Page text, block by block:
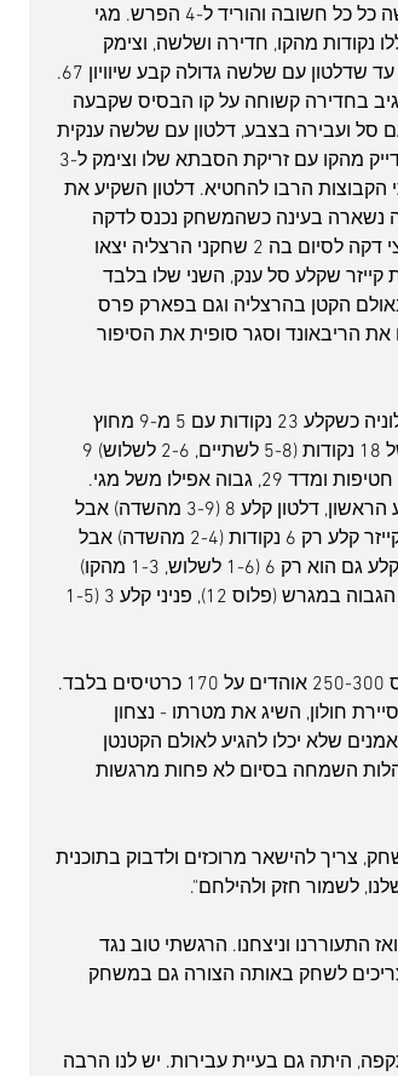
8 posts
2 posts
ליתרון שיא של 7 נקודות. בצד השני גיא פניני קלע שלשה כל כל חשובה והוריד ל-4 הפרש. מגי
שכללו נקודות מהקו, חדירה ושלשה, וצימק
להפרש נקודה בלבד. הרצליה עוד שמרה על יתרון קטן עד שדלטון עם שלשה גדולה קבע שיוויון 67.
בחדירה קשוחה על קו הבסיס שקבעה
עם סל ועבירה בצבע, דלטון עם שלשה ענקית
הקבוצות הרבו להחטיא. דלטון השקיע את
נשארה בעינה כשהמשחק נכנס לדקה
האחרונה שלו. חולון יצאה להתקפה קריטית פחות מחצי דקה לסיום בה 2 שחקני הרצליה יצאו
ג'ו החכם מצא את קייזר שקלע סל ענק, השני שלו בלבד
גם באולם הקטן בהרצליה וגם בפארק פרס
את הריבאונד וסגר סופית את הסיפור
טיירוס מגי סיים כאמור כקלעי והשחקן המצטיין של חולוניה כשקלע 23 נקודות עם 5 מ-9 מחוץ
אסיסטים (על 4 איבודים), 6 ריבאונדים (1 בהתקפה), 4 חטיפות ומדד 29, גבוה אפילו משל מגי.
מנקו קלע 13 נקודות (3 מ-5 מחוץ לקשת) כשכולן ברבע הראשון, דלטון קלע 8 (3-9 מהשדה) אבל
כל סל בתזמון קריטי יותר מקודמו בדקות המאני טיים, קייזר קלע רק 6 נקודות (2-4 מהשדה) אבל
את הסל החשוב במשחק שהבטיח את הנצחון, ג'ונסון קלע גם הוא רק 6 (1-6 לשלוש, 1-3 מהקו)
רק הקהל החולוני מצליח איכשהו בדרך לא דרך להכניס 250-300 אוהדים על 170 כרטיסים בלבד.
חולון, השיג את מטרתו - נצחון
שלא יכלו להגיע לאולם הקטנטן
השמחה בסיום לא פחות מרגשות
צריך להישאר מרוכזים ולדבוק בתוכנית
לשמור חזק ולהילחם".
התעוררנו וניצחנו. הרגשתי טוב נגד
לשחק באותה הצורה גם במשחק
היתה גם בעיית עבירות. יש לנו הרבה